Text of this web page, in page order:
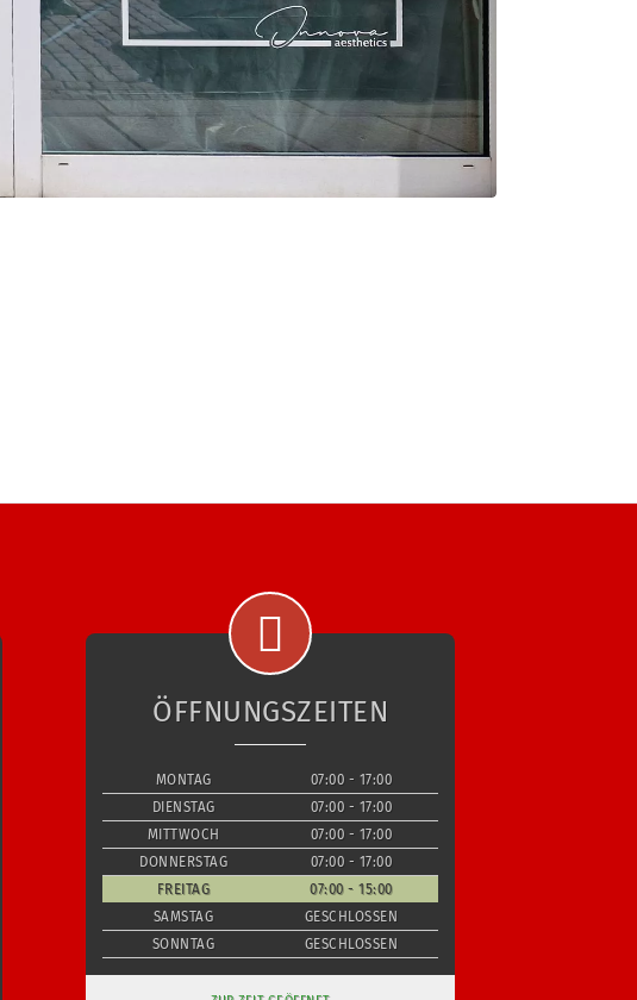
ÖFFNUNGSZEITEN
MONTAG
07:00 - 17:00
DIENSTAG
07:00 - 17:00
MITTWOCH
07:00 - 17:00
DONNERSTAG
07:00 - 17:00
FREITAG
07:00 - 15:00
SAMSTAG
GESCHLOSSEN
SONNTAG
GESCHLOSSEN